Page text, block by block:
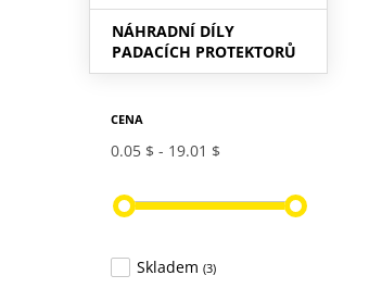
NÁHRADNÍ DÍLY
PADACÍCH PROTEKTORŮ
CENA
0.05 $ 19.01 $
Skladem (3)